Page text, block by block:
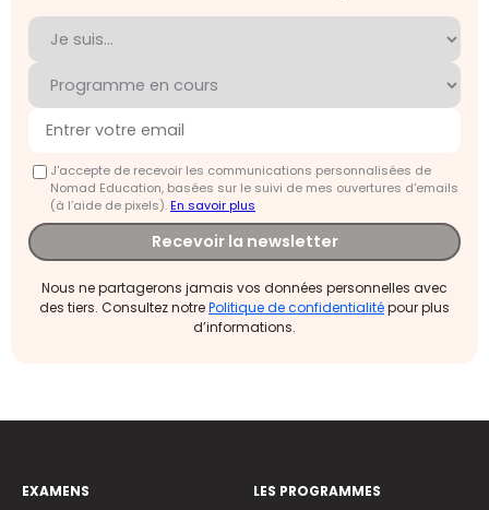
J'accepte de recevoir les communications personnalisées de
Nomad Education, basées sur le suivi de mes ouvertures d'emails
(à l’aide de pixels).En savoir plus
Recevoir la newsletter
Nous ne partagerons jamais vos données personnelles avec
des tiers. Consultez notrePolitique de confidentialitépour plus
d’informations.
EXAMENS
LES PROGRAMMES